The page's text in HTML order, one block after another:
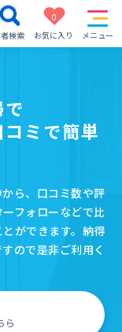
検索
0
お気に入り
メニュー
ミで簡単
ら、口コミ数や評
フォローなどで比
ができます。納得
ので是非ご利用く
ら